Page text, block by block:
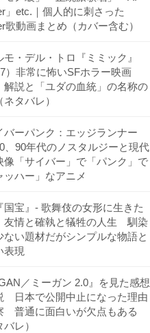
」etc.｜個人的に刺さった
歌動画まとめ（カバー含む）
モ・デル・トロ『ミミック』
）非常に怖いSFホラー映画
解説と「ユダの血統」の名称の
タバレ）
バーパンク：エッジランナー
、90年代のノスタルジーと現代
像「サイバー」で「パンク」で
ッハー」なアニメ
国宝』- 歌舞伎の女形に生きた
友情と確執と犠牲の人生 馴染
ない題材だがシンプルな物語と
表現
／ミーガン 2.0』を見た感想
日本で公開中止になった理由
普通に面白いが欠点もある
バレ）